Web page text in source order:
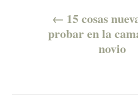
15 cosas
probar en la
novio